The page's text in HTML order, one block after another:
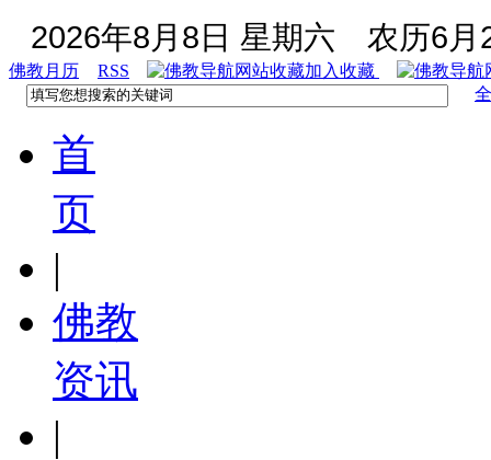
2026年8月8日 星期六 农历6月
佛教月历 RSS
加入收藏
首
页
|
佛教
资讯
|